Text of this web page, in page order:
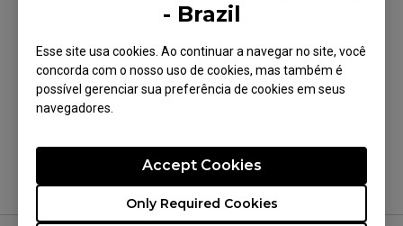
- Brazil
Esse site usa cookies. Ao continuar a navegar no site, você
concorda com o nosso uso de cookies, mas também é
possível gerenciar sua preferência de cookies em seus
navegadores.
Only Required Cookies
Accept Cookies
Isso foi útil para você?